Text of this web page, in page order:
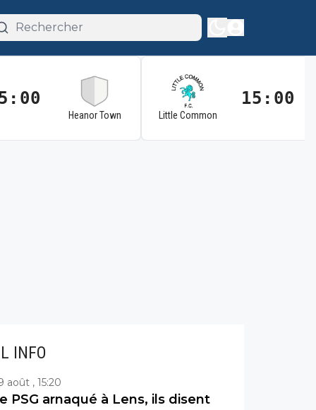
Heanor Town Little Common
15:00
INFO
août , 15:20
PSG arnaqué à Lens, ils disent